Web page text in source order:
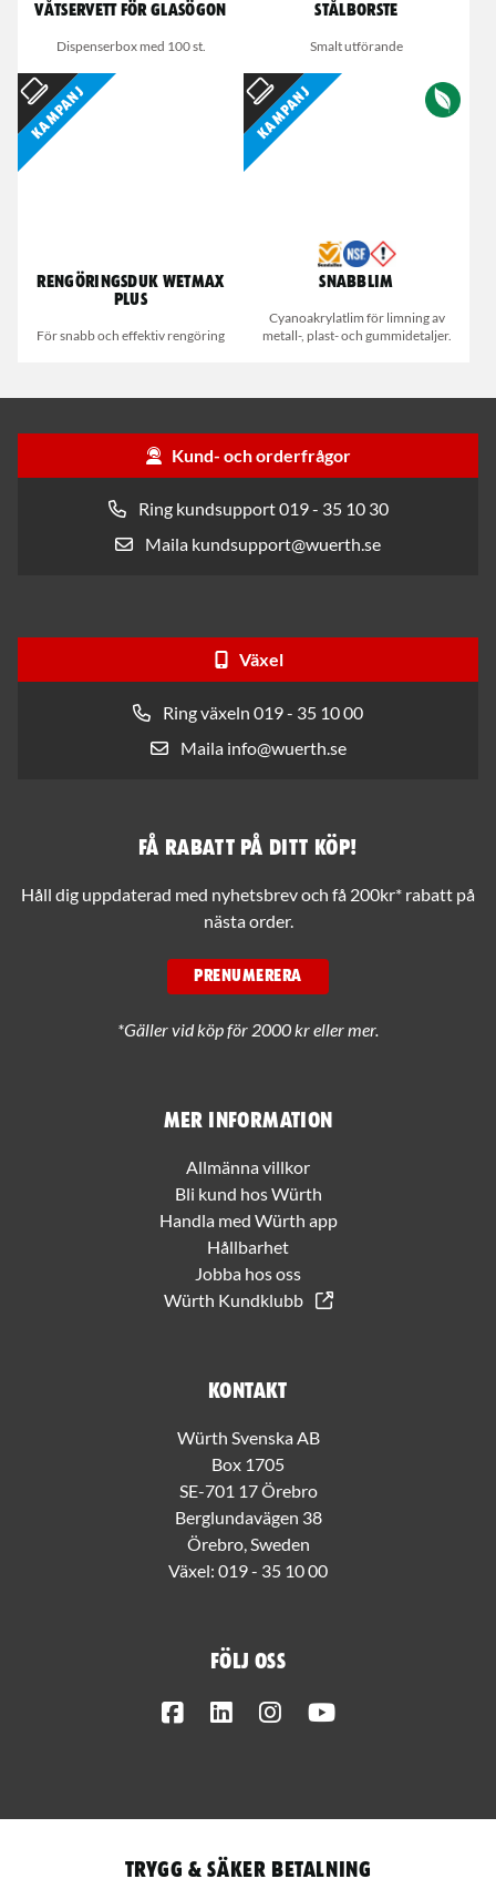
Våtservett för glasögon
Dispenserbox med 100 st.
Stålborste
Smalt utförande
Kampanj
Rengöringsduk Wetmax
Plus
För snabb och effektiv rengöring
Kampanj
Snabblim
Cyanoakrylatlim för limning av
metall-, plast- och gummidetaljer.
Kund- och orderfrågor
Ring kundsupport 019 - 35 10 30
Maila kundsupport@wuerth.se
Växel
Ring växeln 019 - 35 10 00
Maila info@wuerth.se
Mer information
Allmänna villkor
Bli kund hos Würth
Handla med Würth app
Hållbarhet
Jobba hos oss
Würth Kundklubb
Kontakt
Würth Svenska AB
Box 1705
SE-701 17 Örebro
Berglundavägen 38
Örebro, Sweden
Växel: 019 - 35 10 00
Följ oss
FacebookLinkedInInstagram
Få rabatt på ditt köp!
Håll dig uppdaterad med nyhetsbrev och få 200kr* rabatt på
nästa order.
PRENUMERERA
*Gäller vid köp för 2000 kr eller mer.
Trygg & säker betalning